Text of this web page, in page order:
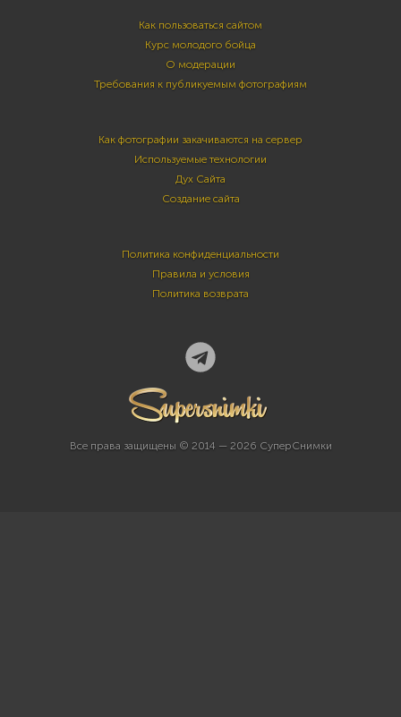
Как пользоваться сайтом
Курс молодого бойца
О модерации
Требования к публикуемым фотографиям
Как фотографии закачиваются на сервер
Используемые технологии
Дух Сайта
Создание сайта
Политика конфиденциальности
Правила и условия
Политика возврата
Все права защищены © 2014 — 2026 СуперСнимки